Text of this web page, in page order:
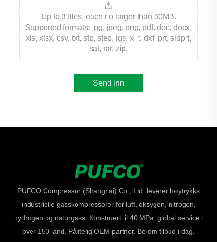
Up to 3 files, each no larger than 30MB.
Supported formats: jpg, jpeg, png, pdf, doc, docx,
xls, xlsx, csv, txt, stp, step, igs, x_t, dxf, prt, sldprt,
sat, rar, zip.
Send inn
PUFCO Compressor (Shanghai) Co., Ltd. leverer høytrykks
industrielle gasskompressorer for luft, oksygen, nitrogen,
hydrogen og naturgass. Konstruert til 40 MPa, global service i
over 150 land. Pålitelig OEM-partner. Be om tilbud i dag.